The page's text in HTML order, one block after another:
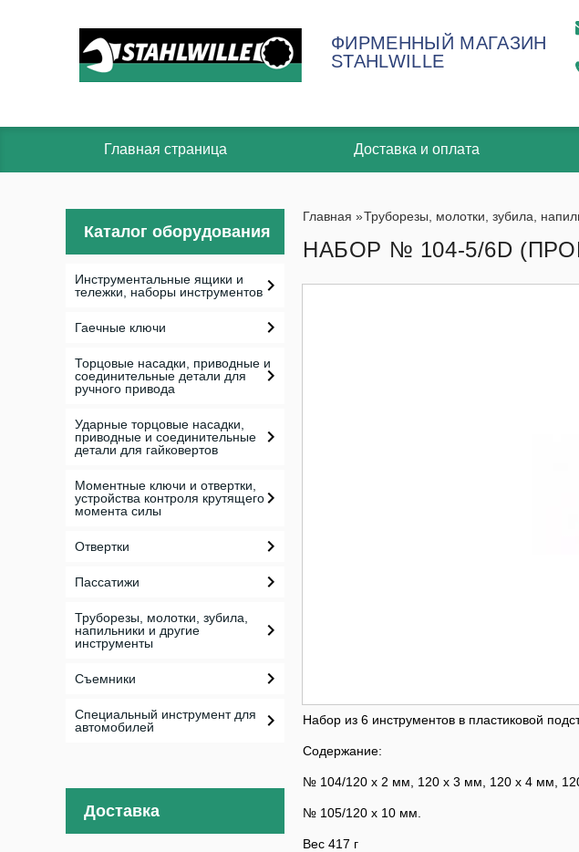
ФИРМЕННЫЙ МАГАЗИН
STAHLWILLE
Главная страница Доставка и оплата
Каталог оборудования
Инструментальные ящики и
тележки, наборы инструментов
Гаечные ключи
Торцовые насадки, приводные и
соединительные детали для
ручного привода
Ударные торцовые насадки,
приводные и соединительные
детали для гайковертов
Моментные ключи и отвертки,
устройства контроля крутящего
момента силы
Отвертки
Пассатижи
Труборезы, молотки, зубила,
напильники и другие
инструменты
Съемники
Специальный инструмент для
автомобилей
Доставка
Главная »Труборезы, молотки, зубила,
НАБОР № 104-5/6D
Набор из 6 инструментов в пластиковой
Содержание:
№ 104/120 x 2 мм, 120 x 3 мм, 120 x 4 мм,
№ 105/120 x 10 мм.
Вес 417 г